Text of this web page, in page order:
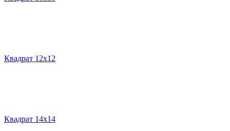
Квадрат 12х12
Квадрат 14х14